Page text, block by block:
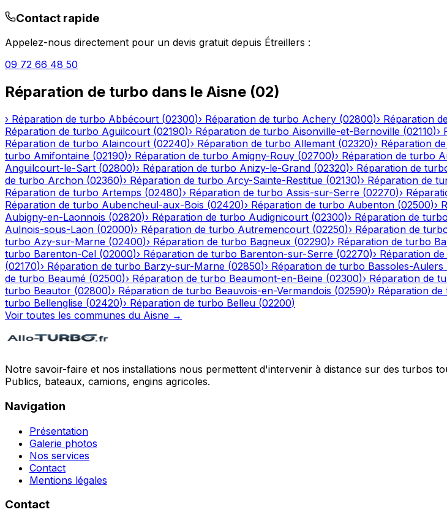
Contact rapide
Appelez-nous directement pour un devis gratuit depuis Étreillers :
09 72 66 48 50
Réparation de turbo dans le Aisne (02)
› Réparation de turbo Abbécourt (02300)› Réparation de turbo Achery (02800)› Réparation
Réparation de turbo Aguilcourt (02190)› Réparation de turbo Aisonville-et-Bernoville (02110)›
Réparation de turbo Alaincourt (02240)› Réparation de turbo Allemant (02320)› Réparation
turbo Amifontaine (02190)› Réparation de turbo Amigny-Rouy (02700)› Réparation de turbo
Anguilcourt-le-Sart (02800)› Réparation de turbo Anizy-le-Grand (02320)› Réparation de
de turbo Archon (02360)› Réparation de turbo Arcy-Sainte-Restitue (02130)› Réparation de
Réparation de turbo Artemps (02480)› Réparation de turbo Assis-sur-Serre (02270)›
Réparation de turbo Aubencheul-aux-Bois (02420)› Réparation de turbo Aubenton (02500)›
Aubigny-en-Laonnois (02820)› Réparation de turbo Audignicourt (02300)› Réparation de turbo
Aulnois-sous-Laon (02000)› Réparation de turbo Autremencourt (02250)› Réparation de
turbo Azy-sur-Marne (02400)› Réparation de turbo Bagneux (02290)› Réparation de turbo
turbo Barenton-Cel (02000)› Réparation de turbo Barenton-sur-Serre (02270)› Réparation
(02170)› Réparation de turbo Barzy-sur-Marne (02850)› Réparation de turbo Bassoles-Aulers
de turbo Beaumé (02500)› Réparation de turbo Beaumont-en-Beine (02300)› Réparation de
turbo Beautor (02800)› Réparation de turbo Beauvois-en-Vermandois (02590)› Réparation de
turbo Bellenglise (02420)› Réparation de turbo Belleu (02200)
Voir toutes les communes du Aisne →
Notre savoir-faire et nos installations nous permettent d'intervenir à distance sur des turbos
Publics, bateaux, camions, engins agricoles.
Navigation
Présentation
Galerie photos
Nos services
Contact
Mentions légales
Contact